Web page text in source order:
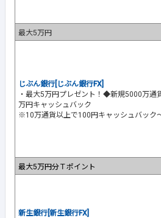
最大5万円
じぶん銀行[じぶん銀行FX]
・最大5万円プレゼント！◆新規5000万通
万円キャッシュバック
※10万通貨以上で100円キャッシュバック
最大5万円分Ｔポイント
新生銀行[新生銀行FX]